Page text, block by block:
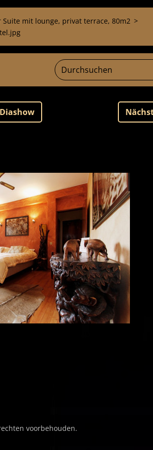
Suite mit lounge, privat terrace, 80m2 >
Diashow
voorbehouden.